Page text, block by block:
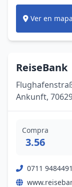
Ver en mapa
ReiseBank
Ankunft,
Compra
3.56
0711 9484491